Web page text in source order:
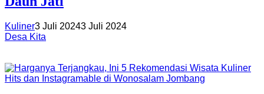
Kuliner3 Juli 20243 Juli 2024
Desa Kita